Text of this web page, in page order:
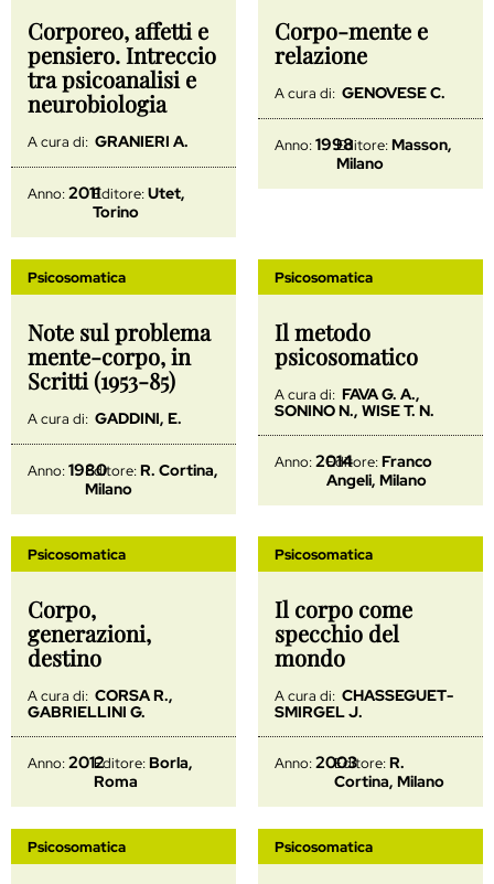
Corporeo, affetti e
pensiero. Intreccio
tra psicoanalisi e
neurobiologia
A cura di: GRANIERI A.
Anno:2011Editore:Utet,
Torino
Corpo-mente e
relazione
A cura di: GENOVESE C.
Anno:1998Editore:Masson,
Milano
Psicosomatica
Note sul problema
mente-corpo, in
Scritti (1953-85)
A cura di: GADDINI, E.
Anno:1980
Editore: R. Cortina,
Milano
Psicosomatica
Il metodo
psicosomatico
A cura di: FAVA G. A.,
SONINO N., WISE T. N.
Anno:2014
Editore:Franco
Angeli, Milano
Psicosomatica
Corpo,
generazioni,
destino
A cura di: CORSA R.,
GABRIELLINI G.
Anno:2012Editore:Borla,
Roma
Psicosomatica
Il corpo come
specchio del
mondo
A cura di: CHASSEGUET-
SMIRGEL J.
Anno:2003
Editore:R.
Cortina, Milano
Psicosomatica Psicosomatica